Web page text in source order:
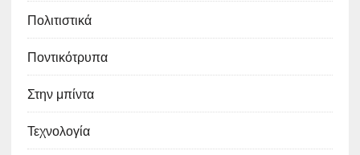
Πολιτιστικά
Ποντικότρυπα
Στην μπίντα
Τεχνολογία